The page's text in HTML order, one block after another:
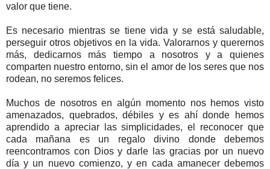
valor que tiene.
Es necesario mientras se tiene vida y se está saludable,
perseguir otros objetivos en la vida. Valorarnos y querernos
más, dedicarnos más tiempo a nosotros y a quienes
comparten nuestro entorno, sin el amor de los seres que nos
rodean, no seremos felices.
Muchos de nosotros en algún momento nos hemos visto
amenazados, quebrados, débiles y es ahí donde hemos
aprendido a apreciar las simplicidades, el reconocer que
cada mañana es un regalo divino donde debemos
reencontramos con Dios y darle las gracias por un nuevo
día y un nuevo comienzo, y en cada amanecer debemos